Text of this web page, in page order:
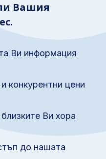
Вашия
Ви информация
конкурентни цени
Ви хора
до нашата